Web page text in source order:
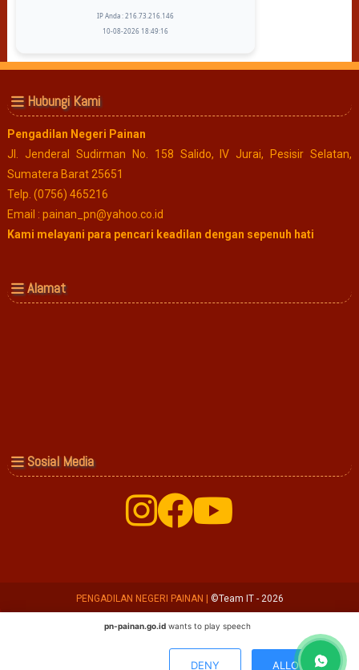
IP Anda : 216.73.216.146
10-08-2026 18:49:16
Hubungi Kami
Pengadilan Negeri Painan
Jl. Jenderal Sudirman No. 158 Salido, IV Jurai, Pesisir Selatan,
Sumatera Barat 25651
Telp. (0756) 465216
Email : painan_pn@yahoo.co.id
Kami melayani para pencari keadilan dengan sepenuh hati
Alamat
Sosial Media
PENGADILAN NEGERI PAINAN ©Team IT - 2026
pn-painan.go.id wants to play speech
DENY ALLOW